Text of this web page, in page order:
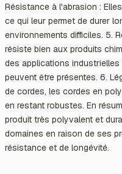
Résistance à l'abrasion :
ce qui leur permet de durer
environnements difficiles. 5.
résiste bien aux produits
des applications
peuvent être présentes. 6.
de cordes, les cordes en
en restant robustes. En
produit très polyvalent et
domaines en raison de ses
résistance et de longévité.